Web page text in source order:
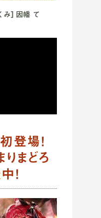
み] 因幡 て
登場！
まどろ
！